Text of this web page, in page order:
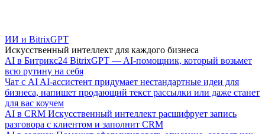
ИИ и BitrixGPT
Искусственный интеллект для каждого бизнеса
AI в Битрикс24 BitrixGPT — AI-помощник, который возьмет
всю рутину на себя
Чат с AI AI-ассистент придумает нестандартные идеи для
бизнеса, напишет продающий текст рассылки или даже станет
для вас коучем
AI в CRM Искусственный интеллект расшифрует запись
разговора с клиентом и заполнит CRM